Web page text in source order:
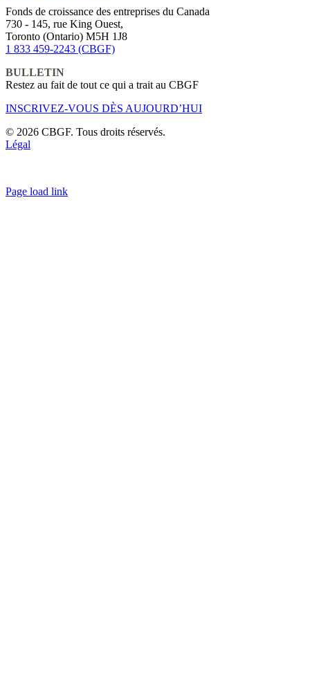
Fonds de croissance des entreprises du Canada
730 - 145, rue King Ouest,
Toronto (Ontario) M5H 1J8
1 833 459-2243 (CBGF)
BULLETIN
Restez au fait de tout ce qui a trait au CBGF
INSCRIVEZ-VOUS DÈS AUJOURD’HUI
© 2026 CBGF. Tous droits réservés.
Légal
Page load link